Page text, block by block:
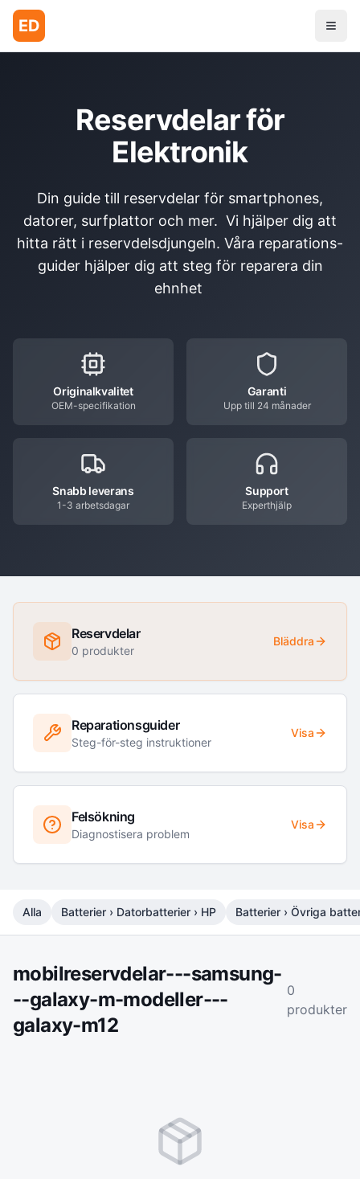
ED
Reservdelar för
Elektronik
Din guide till reservdelar för smartphones,
datorer, surfplattor och mer. Vi hjälper dig att
hitta rätt i reservdelsdjungeln. Våra reparations-
guider hjälper dig att steg för reparera din
ehnhet
Originalkvalitet
OEM-specifikation
Garanti
Upp till 24 månader
Snabb leverans
1-3 arbetsdagar
Support
Experthjälp
Reservdelar
0 produkter
Bläddra
Reparationsguider
Steg-för-steg instruktioner
Visa
Felsökning
Diagnostisera problem
Visa
Alla Batterier › Datorbatterier › HP Batterier › Övriga
mobilreservdelar---samsung-
--galaxy-m-modeller---
galaxy-m12
0
produkter